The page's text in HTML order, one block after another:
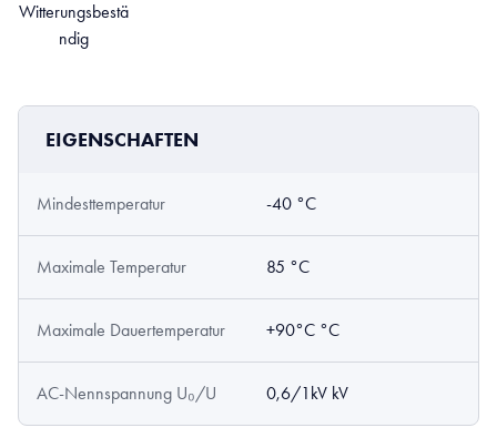
Witterungsbestä
ndig
EIGENSCHAFTEN
Mindesttemperatur -40 °C
Maximale Temperatur 85 °C
Maximale Dauertemperatur +90°C °C
AC-Nennspannung U₀/U 0,6/1kV kV